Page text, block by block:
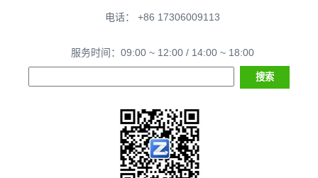
电话： +86 17306009113
服务时间：09:00 ~ 12:00 / 14:00 ~ 18:00